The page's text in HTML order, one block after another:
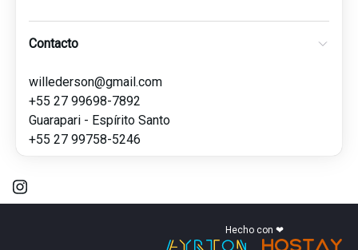
Contacto
willederson@gmail.com
+55 27 99698-7892
Guarapari - Espírito Santo
+55 27 99758-5246
Hecho con ❤